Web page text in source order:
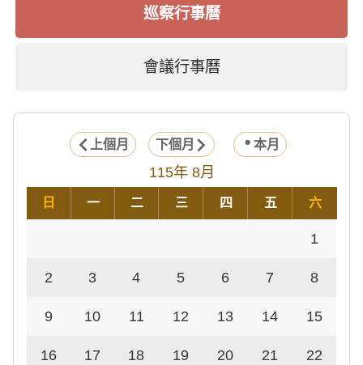
巡察行事曆
會議行事曆
上個月 下個月 本月
115年 8月
日 一 二 三 四 五 六
1
2 3 4 5 6 7 8
9 10 11 12 13 14 15
16 17 18 19 20 21 22